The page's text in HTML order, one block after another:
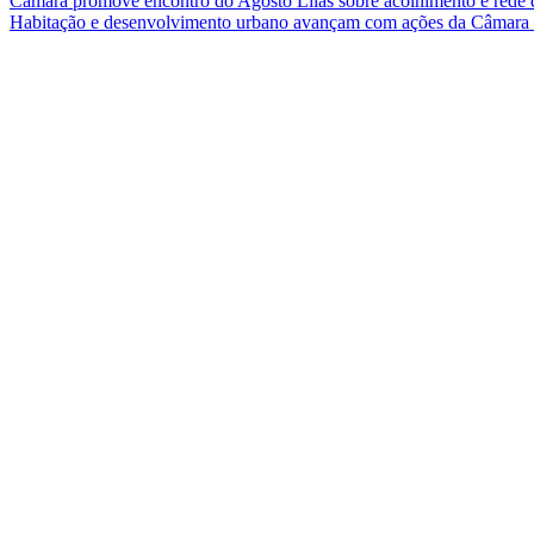
Habitação e desenvolvimento urbano avançam com ações da